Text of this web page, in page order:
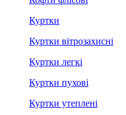
Куртки
Куртки вітрозахисні
Куртки легкі
Куртки пухові
Куртки утеплені